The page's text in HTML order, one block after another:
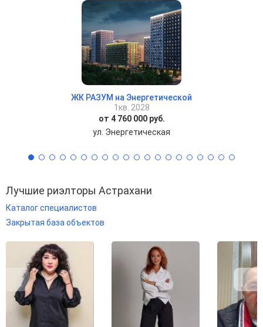
ЖК РАЗУМ на Энергетической
1кв. 2028
от 4 760 000 руб.
ул. Энергетическая
Лучшие риэлторы Астрахани
Каталог специалистов
Закрытая база объектов